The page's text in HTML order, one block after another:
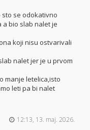
sto se odokativno
a bio slab nalet je
koji nisu ostvarivali
nalet jer je u prvom
manje letelica,isto
leti pa bi nalet
12:13, 13. maj. 2026.